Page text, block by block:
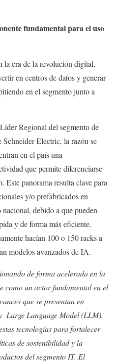
fundamental para el uso
la era de la revolución digital,
en centros de datos y generar
en el segmento junto a
Regional del segmento de
Electric, la razón se
en el país una
que permite diferenciarse
Este panorama resulta clave para
y/o prefabricados en
debido a que pueden
y de forma más eficiente.
hacían 100 o 150 racks a
modelos avanzados de IA.
de forma acelerada en la
como un actor fundamental en el
que se presentan en
Large Language Model (LLM).
tecnologías para fortalecer
de sostenibilidad y la
del segmento IT. El